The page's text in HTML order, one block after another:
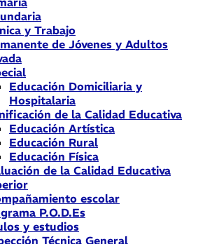
y Trabajo
de Jóvenes y Adultos
Educación Domiciliaria y
Hospitalaria
de la Calidad Educativa
Educación Artística
Educación Rural
Educación Física
de la Calidad Educativa
escolar
P.O.D.Es
y estudios
Técnica General